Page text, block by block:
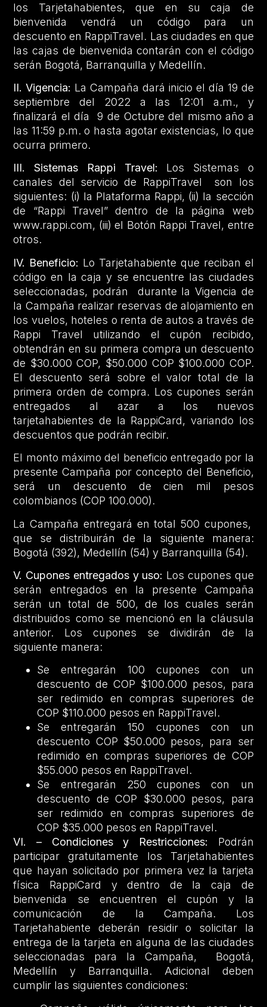
los Tarjetahabientes, que en su caja de
bienvenida vendrá un código para un
descuento en RappiTravel. Las ciudades en que
las cajas de bienvenida contarán con el código
serán Bogotá, Barranquilla y Medellín.
II. Vigencia: La Campaña dará inicio el día 19 de
septiembre del 2022 a las 12:01 a.m., y
finalizará el día 9 de Octubre del mismo año a
las 11:59 p.m. o hasta agotar existencias, lo que
ocurra primero.
III. Sistemas Rappi Travel: Los Sistemas o
canales del servicio de RappiTravel son los
siguientes: (i) la Plataforma Rappi, (ii) la sección
de “Rappi Travel” dentro de la página web
www.rappi.com, (iii) el Botón Rappi Travel, entre
otros.
IV. Beneficio: Lo Tarjetahabiente que reciban el
código en la caja y se encuentre las ciudades
seleccionadas, podrán durante la Vigencia de
la Campaña realizar reservas de alojamiento en
los vuelos, hoteles o renta de autos a través de
Rappi Travel utilizando el cupón recibido,
obtendrán en su primera compra un descuento
de $30.000 COP, $50.000 COP $100.000 COP.
El descuento será sobre el valor total de la
primera orden de compra. Los cupones serán
entregados al azar a los nuevos
tarjetahabientes de la RappiCard, variando los
descuentos que podrán recibir.
El monto máximo del beneficio entregado por la
presente Campaña por concepto del Beneficio,
será un descuento de cien mil pesos
colombianos (COP 100.000).
La Campaña entregará en total 500 cupones,
que se distribuirán de la siguiente manera:
Bogotá (392), Medellín (54) y Barranquilla (54).
V. Cupones entregados y uso: Los cupones que
serán entregados en la presente Campaña
serán un total de 500, de los cuales serán
distribuidos como se mencionó en la cláusula
anterior. Los cupones se dividirán de la
siguiente manera:
Se entregarán 100 cupones con un
descuento de COP $100.000 pesos, para
ser redimido en compras superiores de
COP $110.000 pesos en RappiTravel.
Se entregarán 150 cupones con un
descuento COP $50.000 pesos, para ser
redimido en compras superiores de COP
$55.000 pesos en RappiTravel.
Se entregarán 250 cupones con un
descuento de COP $30.000 pesos, para
ser redimido en compras superiores de
COP $35.000 pesos en RappiTravel.
VI. – Condiciones y Restricciones: Podrán
participar gratuitamente los Tarjetahabientes
que hayan solicitado por primera vez la tarjeta
física RappiCard y dentro de la caja de
bienvenida se encuentren el cupón y la
comunicación de la Campaña. Los
Tarjetahabiente deberán residir o solicitar la
entrega de la tarjeta en alguna de las ciudades
seleccionadas para la Campaña, Bogotá,
Medellín y Barranquilla. Adicional deben
cumplir las siguientes condiciones: